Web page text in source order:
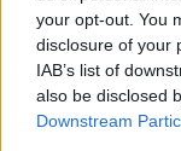
your opt-out. You
disclosure of your
IAB’s list of
also be disclosed
Downstream